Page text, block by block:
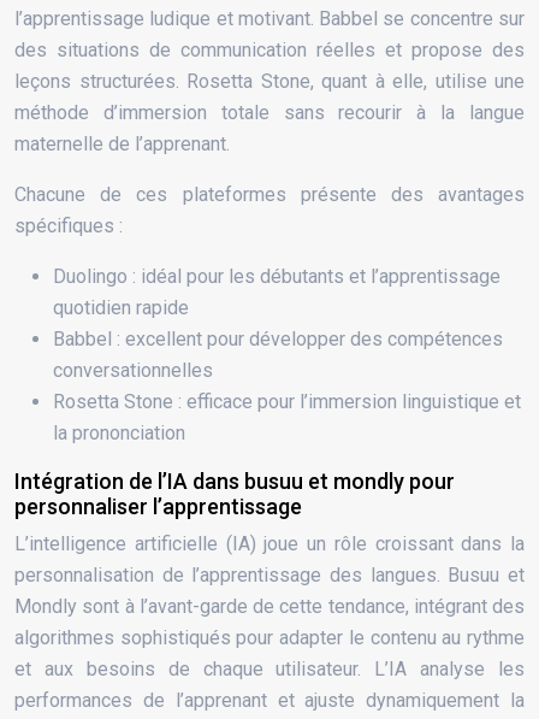
l’apprentissage ludique et motivant. Babbel se concentre sur
des situations de communication réelles et propose des
leçons structurées. Rosetta Stone, quant à elle, utilise une
méthode d’immersion totale sans recourir à la langue
maternelle de l’apprenant.
Chacune de ces plateformes présente des avantages
spécifiques :
Duolingo : idéal pour les débutants et l’apprentissage
quotidien rapide
Babbel : excellent pour développer des compétences
conversationnelles
Rosetta Stone : efficace pour l’immersion linguistique et
la prononciation
Intégration de l’IA dans busuu et mondly pour
personnaliser l’apprentissage
L’intelligence artificielle (IA) joue un rôle croissant dans la
personnalisation de l’apprentissage des langues. Busuu et
Mondly sont à l’avant-garde de cette tendance, intégrant des
algorithmes sophistiqués pour adapter le contenu au rythme
et aux besoins de chaque utilisateur. L’IA analyse les
performances de l’apprenant et ajuste dynamiquement la